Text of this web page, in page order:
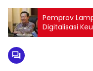
Pemprov
Digitalisasi
ETPD